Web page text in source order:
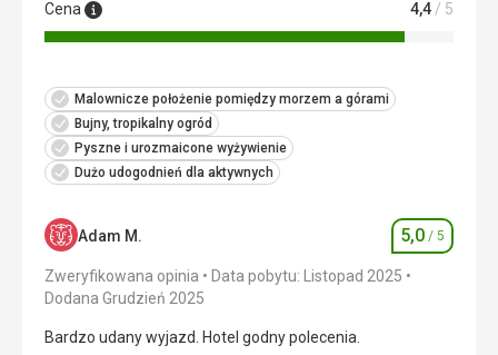
Ta recenzja została automatycznie przetłumaczona za
Cena 4,4 / 5
Malownicze położenie pomiędzy morzem a górami
Bujny, tropikalny ogród
Pyszne i urozmaicone wyżywienie
Dużo udogodnień dla aktywnych
Adam M. Ocena
5,0 / 5
Zweryfikowana opinia
Data pobytu: Listopad 2025
Dodana Grudzień 2025
Bardzo udany wyjazd. Hotel godny polecenia.